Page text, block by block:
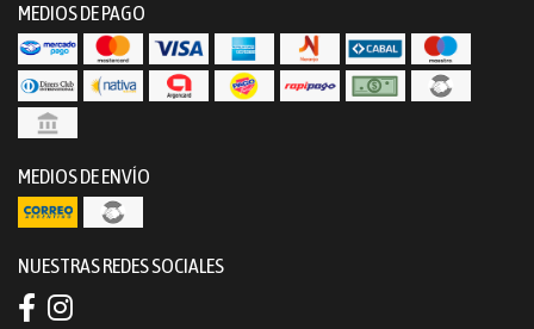
MEDIOS DE PAGO
MEDIOS DE ENVÍO
NUESTRAS REDES SOCIALES